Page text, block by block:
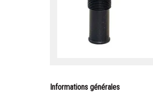
Informations générales